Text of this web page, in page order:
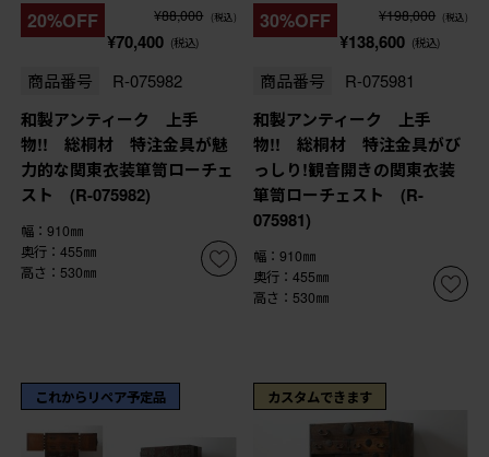
20%OFF ¥88,000 (税込)
¥70,400 (税込)
商品番号 R-075982
和製アンティーク 上手
物!! 総桐材 特注金具が魅
力的な関東衣装箪笥ローチェ
スト (R-075982)
幅：910㎜
奥行：455㎜
高さ：530㎜
30%OFF ¥198,000 (税込)
¥138,600 (税込)
商品番号 R-075981
和製アンティーク 上手
物!! 総桐材 特注金具がび
っしり!観音開きの関東衣装
箪笥ローチェスト (R-
075981)
幅：910㎜
奥行：455㎜
高さ：530㎜
これからリペア予定品 カスタムできます